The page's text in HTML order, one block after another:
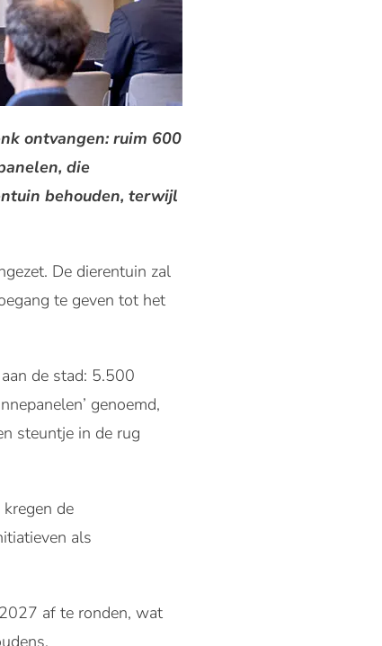
ontvangen: ruim 600
die
behouden, terwijl
De dierentuin zal
te geven tot het
de stad: 5.500
genoemd,
steuntje in de rug
de
als
af te ronden, wat